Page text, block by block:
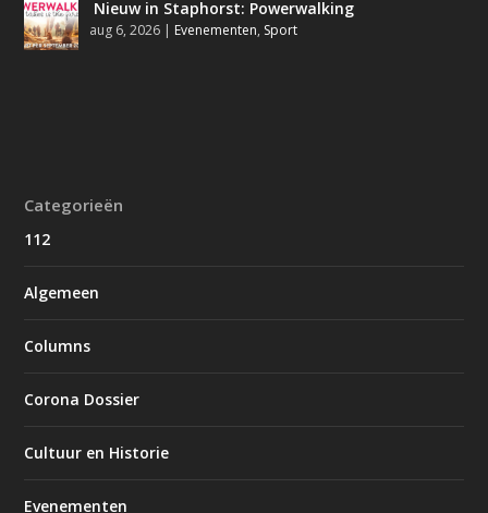
Nieuw in Staphorst: Powerwalking
aug 6, 2026 | Evenementen, Sport
Categorieën
112
Algemeen
Columns
Corona Dossier
Cultuur en Historie
Evenementen